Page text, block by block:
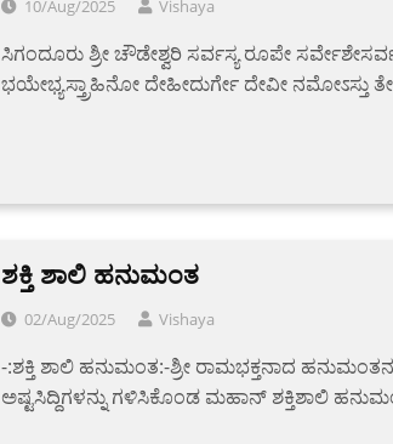
10/Aug/2025 Vishaya
ಸಿಗಂದೂರು ಶ್ರೀ ಚೌಡೇಶ್ವರಿ ಸರ್ವಸ್ಯ ರೂಪೇ
ಭಯೇಭ್ಯಸ್ತ್ರಾಹಿನೋ ದೇಹೀದುರ್ಗೇ ದೇವೀ ನಮೋಽಸ್ತು
ಶಕ್ತಿ ಶಾಲಿ ಹನುಮಂತ
02/Aug/2025 Vishaya
-:ಶಕ್ತಿ ಶಾಲಿ ಹನುಮಂತ:-ಶ್ರೀ ರಾಮಭಕ್ತನಾದ ಹನುಮಂತನು
ಅಷ್ಟಸಿದ್ದಿಗಳನ್ನು ಗಳಿಸಿಕೊಂಡ ಮಹಾನ್ ಶಕ್ತಿಶಾಲಿ